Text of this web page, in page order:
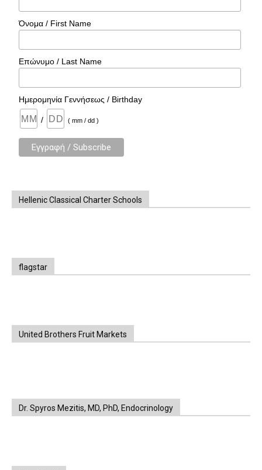
Όνομα / First Name
Επώνυμο / Last Name
Ημερομηνία Γεννήσεως / Birthday
/ ( mm / dd )
Hellenic Classical Charter Schools
flagstar
United Brothers Fruit Markets
Dr. Spyros Mezitis, MD, PhD, Endocrinology